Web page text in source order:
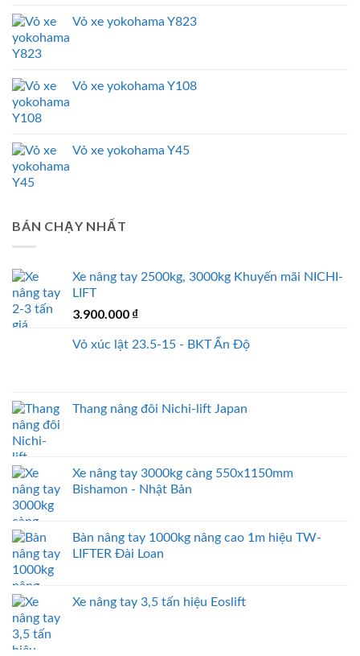
Vỏ xe yokohama Y823
Vỏ xe yokohama Y108
Vỏ xe yokohama Y45
BÁN CHẠY NHẤT
Xe nâng tay 2500kg, 3000kg Khuyến mãi NICHI-
LIFT
3.900.000 ₫
Vỏ xúc lật 23.5-15 - BKT Ấn Độ
Thang nâng đôi Nichi-lift Japan
Xe nâng tay 3000kg càng 550x1150mm
Bishamon - Nhật Bản
Bàn nâng tay 1000kg nâng cao 1m hiệu TW-
LIFTER Đài Loan
Xe nâng tay 3,5 tấn hiệu Eoslift